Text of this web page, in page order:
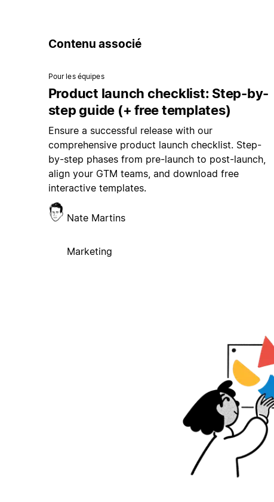
Contenu associé
Pour les équipes
Product launch checklist: Step-by-
step guide (+ free templates)
Ensure a successful release with our
comprehensive product launch checklist. Step-
by-step phases from pre-launch to post-launch,
align your GTM teams, and download free
interactive templates.
Nate Martins
Marketing